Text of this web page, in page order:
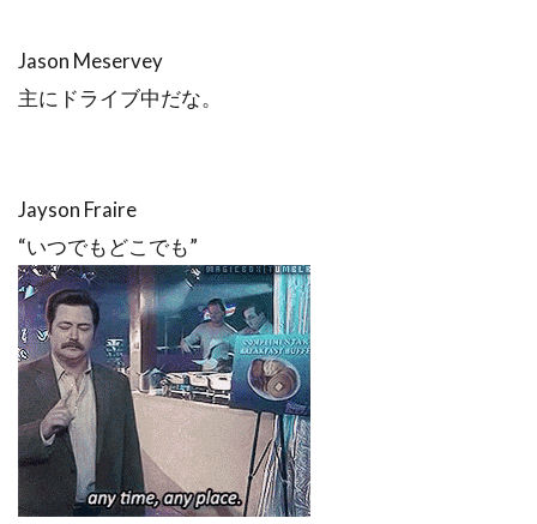
Jason Meservey
主にドライブ中だな。
Jayson Fraire
“いつでもどこでも”